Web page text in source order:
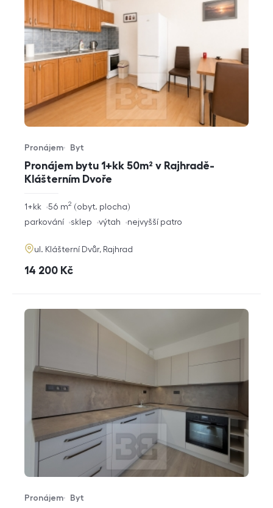
Pronájem bytu 1+kk 50m² v Rajhradě-
Klášterním Dvoře
Typ nabídky
Pronájem
Typ nemovitosti
Byt
rozměry
dispozice
1+kk obyt. plocha
56 m2
funkce
parkování sklep výtah nejvyšší patro
adresa
ul. Klášterní Dvůr, Rajhrad
cena
14 200 Kč
Typ nabídky
Pronájem
Typ nemovitosti
Byt